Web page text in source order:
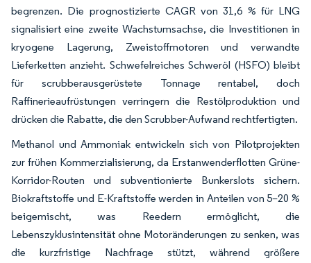
begrenzen. Die prognostizierte CAGR von 31,6 % für LNG
signalisiert eine zweite Wachstumsachse, die Investitionen in
kryogene Lagerung, Zweistoffmotoren und verwandte
Lieferketten anzieht. Schwefelreiches Schweröl (HSFO) bleibt
für scrubberausgerüstete Tonnage rentabel, doch
Raffinerieaufrüstungen verringern die Restölproduktion und
drücken die Rabatte, die den Scrubber-Aufwand rechtfertigten.
Methanol und Ammoniak entwickeln sich von Pilotprojekten
zur frühen Kommerzialisierung, da Erstanwenderflotten Grüne-
Korridor-Routen und subventionierte Bunkerslots sichern.
Biokraftstoffe und E-Kraftstoffe werden in Anteilen von 5–20 %
beigemischt, was Reedern ermöglicht, die
Lebenszyklusintensität ohne Motoränderungen zu senken, was
die kurzfristige Nachfrage stützt, während größere